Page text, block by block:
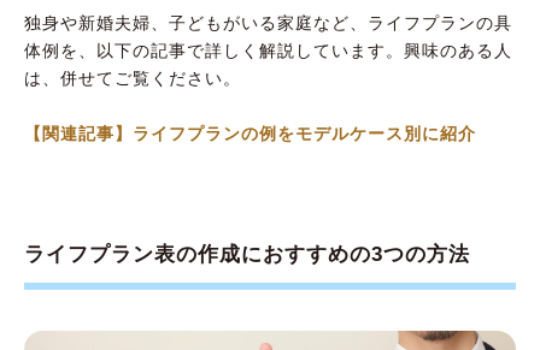
独身や新婚夫婦、子どもがいる家庭など、ライフプランの具
体例を、以下の記事で詳しく解説しています。興味のある人
は、併せてご覧ください。
【関連記事】ライフプランの例をモデルケース別に紹介
ライフプラン表の作成におすすめの3つの方法